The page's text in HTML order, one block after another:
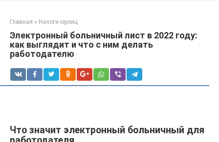
Главная » Налоги юрлиц
Электронный больничный лист в 2022 году:
как выглядит и что с ним делать
работодателю
Что значит электронный больничный для